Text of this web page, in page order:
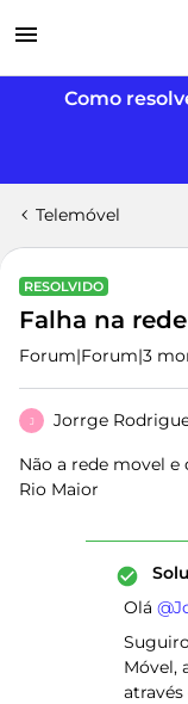
Como
Telemóvel
RESOLVIDO
Falha na
Forum|Forum|3
J Jorrge
Não a rede movel
Rio Maior
Olá ​
Móvel,
através